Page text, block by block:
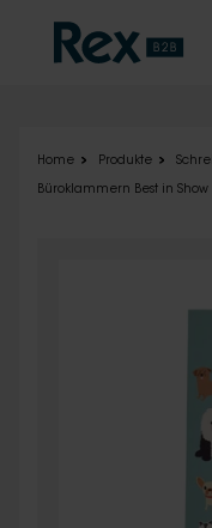
Home Produkte
Büroklammern Best in Show